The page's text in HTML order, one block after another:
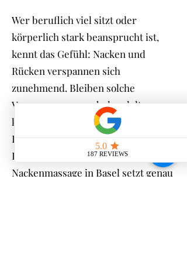
Wer beruflich viel sitzt oder
körperlich stark beansprucht ist,
kennt das Gefühl: Nacken und
Rücken verspannen sich
zunehmend. Bleiben solche
Verspannungen unbehandelt,
können sie sich zu chronischen
Beschwerden entwickeln. Eine
Rückenmassage oder
Nackenmassage in Basel setzt genau